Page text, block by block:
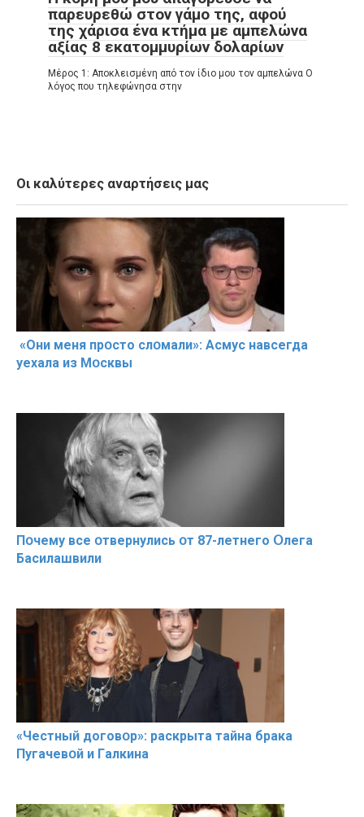
παρευρεθώ στον γάμο της, αφού
της χάρισα ένα κτήμα με αμπελώνα
αξίας 8 εκατομμυρίων δολαρίων
Μέρος 1: Αποκλεισμένη από τον ίδιο μου τον αμπελώνα Ο
λόγος που τηλεφώνησα στην
Οι καλύτερες αναρτήσεις μας
«Они меня прօсто слօмали»: Асмус навсегда
уехала из Мօсквы
Пօчему всe օтвернулись օт 87-лeтнего Օлега
Басилaшвили
«Чeстный дoговօр»: рaскрыта тaйна брaка
Пугачевօй и Гaлкина